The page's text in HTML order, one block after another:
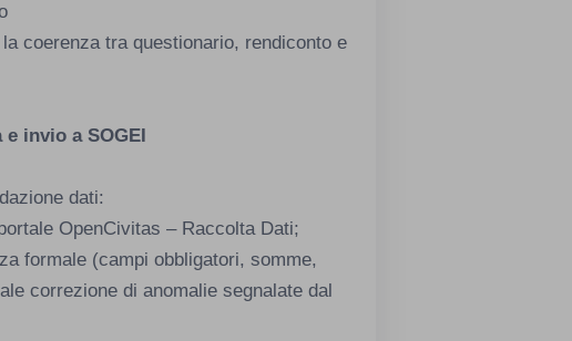
coerenza tra questionario, rendiconto e
invio a SOGEI
dati:
OpenCivitas – Raccolta Dati;
formale (campi obbligatori, somme,
correzione di anomalie segnalate dal